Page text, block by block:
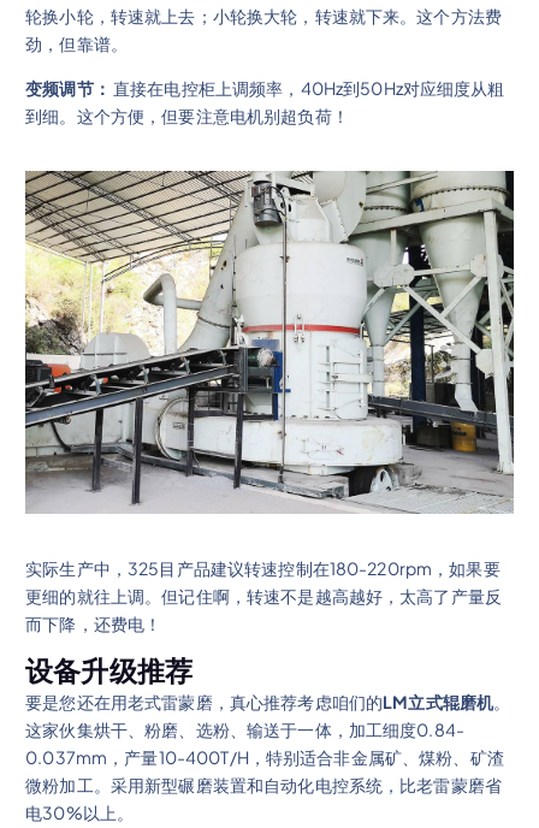
轮换小轮，转速就上去；小轮换大轮，转速就下来。这个方法费
劲，但靠谱。
变频调节： 直接在电控柜上调频率，40Hz到50Hz对应细度从粗
到细。这个方便，但要注意电机别超负荷！
实际生产中，325目产品建议转速控制在180-220rpm，如果要
更细的就往上调。但记住啊，转速不是越高越好，太高了产量反
而下降，还费电！
设备升级推荐
要是您还在用老式雷蒙磨，真心推荐考虑咱们的LM立式辊磨机。
这家伙集烘干、粉磨、选粉、输送于一体，加工细度0.84-
0.037mm，产量10-400T/H，特别适合非金属矿、煤粉、矿渣
微粉加工。采用新型碾磨装置和自动化电控系统，比老雷蒙磨省
电30%以上。